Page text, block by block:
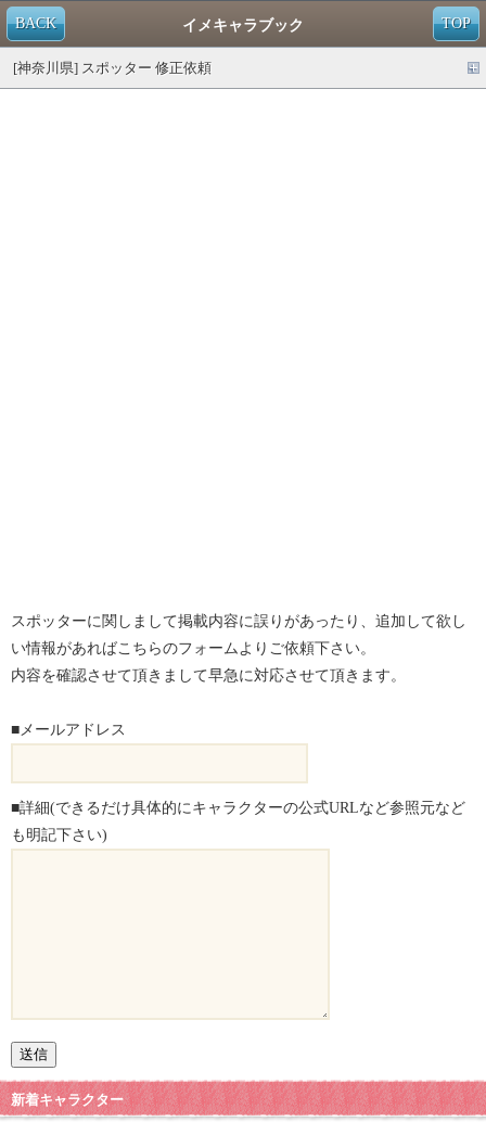
TOP
BACK イメキャラブック
[神奈川県] スポッター 修正依頼
スポッターに関しまして掲載内容に誤りがあったり、追加して欲し
い情報があればこちらのフォームよりご依頼下さい。
内容を確認させて頂きまして早急に対応させて頂きます。
■メールアドレス
■詳細(できるだけ具体的にキャラクターの公式URLなど参照元など
も明記下さい)
新着キャラクター